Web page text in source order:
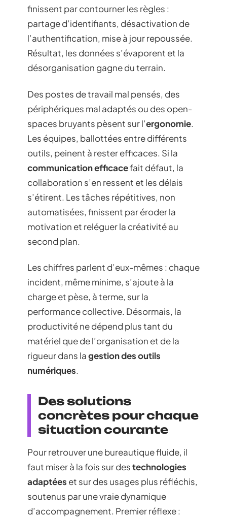
finissent par contourner les règles :
partage d’identifiants, désactivation de
l’authentification, mise à jour repoussée.
Résultat, les données s’évaporent et la
désorganisation gagne du terrain.
Des postes de travail mal pensés, des
périphériques mal adaptés ou des open-
spaces bruyants pèsent sur l’ergonomie.
Les équipes, ballottées entre différents
outils, peinent à rester efficaces. Si la
communication efficacefait défaut, la
collaboration s’en ressent et les délais
s’étirent. Les tâches répétitives, non
automatisées, finissent par éroder la
motivation et reléguer la créativité au
second plan.
Les chiffres parlent d’eux-mêmes : chaque
incident, même minime, s’ajoute à la
charge et pèse, à terme, sur la
performance collective. Désormais, la
productivité ne dépend plus tant du
matériel que de l’organisation et de la
rigueur dans lagestion des outils
numériques.
Des solutions
concrètes pour chaque
situation courante
Pour retrouver une bureautique fluide, il
faut miser à la fois sur destechnologies
adaptées et sur des usages plus réfléchis,
soutenus par une vraie dynamique
d’accompagnement. Premier réflexe :